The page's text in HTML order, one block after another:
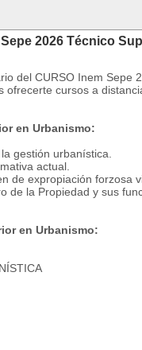
2026 Técnico
del CURSO Inem Sepe
ofrecerte cursos a
en Urbanismo:
gestión urbanística.
actual.
de expropiación forzosa
de la Propiedad y sus
en Urbanismo: